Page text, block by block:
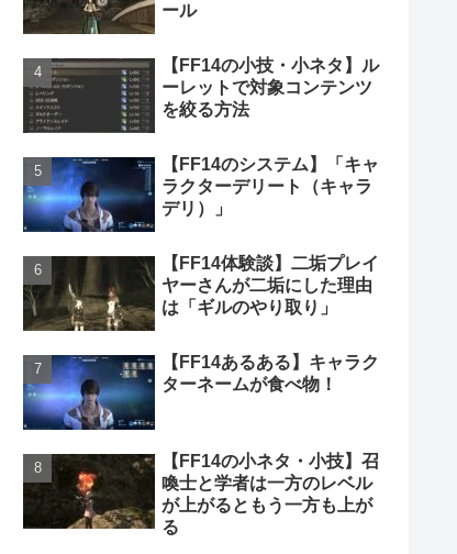
ール
【FF14の小技・小ネタ】ル
ーレットで対象コンテンツ
を絞る方法
【FF14のシステム】「キャ
ラクターデリート（キャラ
デリ）」
【FF14体験談】二垢プレイ
ヤーさんが二垢にした理由
は「ギルのやり取り」
【FF14あるある】キャラク
ターネームが食べ物！
【FF14の小ネタ・小技】召
喚士と学者は一方のレベル
が上がるともう一方も上が
る